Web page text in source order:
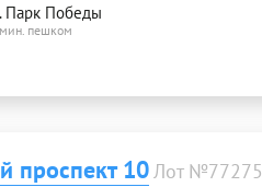
Парк Победы
пешком
проспект 10Лот №77275